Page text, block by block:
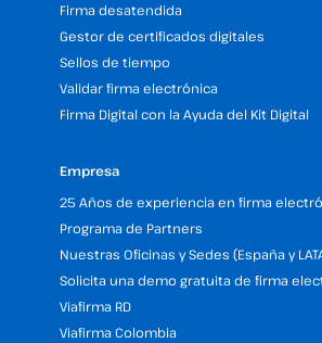
Firma desatendida
Gestor de certificados digitales
Sellos de tiempo
Validar firma electrónica
Firma Digital con la Ayuda del Kit Digital
Empresa
25 Años de experiencia en firma
Programa de Partners
Nuestras Oficinas y Sedes (España y
Solicita una demo gratuita de firma
Viafirma RD
Viafirma Colombia